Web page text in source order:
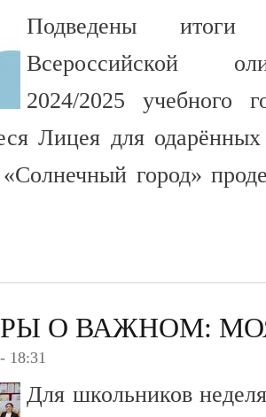
Подведены итоги
Всероссийской
2024/2025 учебного
Лицея для одарённых
«Солнечный город»
О ВАЖНОМ:
18:31
Для школьников